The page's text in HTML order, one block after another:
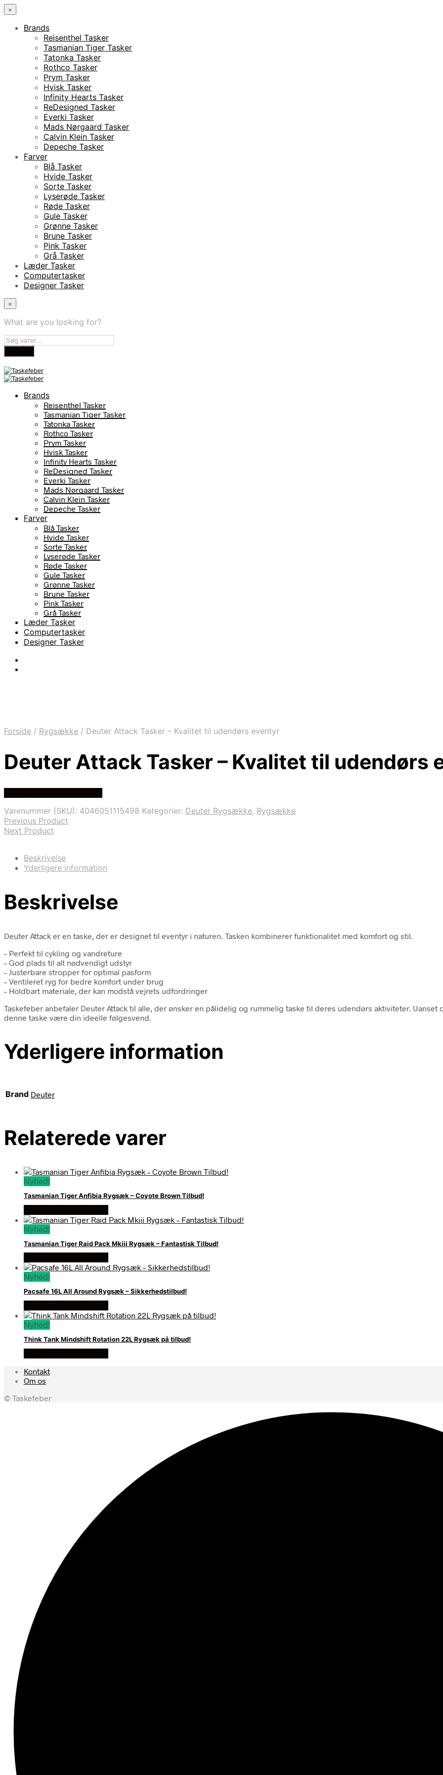
×
Brands
Reisenthel Tasker
Tasmanian Tiger Tasker
Tatonka Tasker
Rothco Tasker
Prym Tasker
Hvisk Tasker
Infinity Hearts Tasker
ReDesigned Tasker
Everki Tasker
Mads Nørgaard Tasker
Calvin Klein Tasker
Depeche Tasker
Farver
Blå Tasker
Hvide Tasker
Sorte Tasker
Lyserøde Tasker
Røde Tasker
Gule Tasker
Grønne Tasker
Brune Tasker
Pink Tasker
Grå Tasker
Læder Tasker
Computertasker
Designer Tasker
×
What are you looking for?
Brands
Reisenthel Tasker
Tasmanian Tiger Tasker
Tatonka Tasker
Rothco Tasker
Prym Tasker
Hvisk Tasker
Infinity Hearts Tasker
ReDesigned Tasker
Everki Tasker
Mads Nørgaard Tasker
Calvin Klein Tasker
Depeche Tasker
Farver
Blå Tasker
Hvide Tasker
Sorte Tasker
Lyserøde Tasker
Røde Tasker
Gule Tasker
Grønne Tasker
Brune Tasker
Pink Tasker
Grå Tasker
Læder Tasker
Computertasker
Designer Tasker
Forside / Rygsække / Deuter Attack Tasker – Kvalitet til udendørs eventyr
Deuter Attack Tasker – Kvalitet til udendørs
Varenummer (SKU): 4046051115498 Kategorier: Deuter Rygsække, Rygsække
Previous Product
Next Product
Beskrivelse
Yderligere information
Beskrivelse
Deuter Attack er en taske, der er designet til eventyr i naturen. Tasken kombinerer funktionalitet med komfort og stil.
– Perfekt til cykling og vandreture
– God plads til alt nødvendigt udstyr
– Justerbare stropper for optimal pasform
– Ventileret ryg for bedre komfort under brug
– Holdbart materiale, der kan modstå vejrets udfordringer
Taskefeber anbefaler Deuter Attack til alle, der ønsker en pålidelig og rummelig taske til deres udendørs aktiviteter.
denne taske være din ideelle følgesvend.
Yderligere information
Brand Deuter
Relaterede varer
Nyhed!
Tasmanian Tiger Anfibia Rygsæk – Coyote Brown Tilbud!
Nyhed!
Tasmanian Tiger Raid Pack Mkiii Rygsæk – Fantastisk Tilbud!
Nyhed!
Pacsafe 16L All Around Rygsæk – Sikkerhedstilbud!
Nyhed!
Think Tank Mindshift Rotation 22L Rygsæk på tilbud!
Kontakt
Om os
© Taskefeber